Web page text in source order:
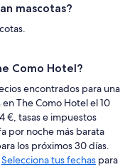
mascotas?
Como Hotel?
encontrados para una
The Como Hotel el 10
€, tasas e impuestos
por noche más barata
los próximos 30 días.
Selecciona tus fechas para